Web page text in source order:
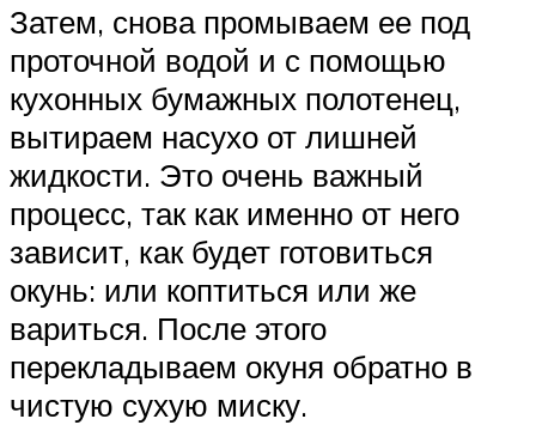
Затем, снова промываем ее под
проточной водой и с помощью
кухонных бумажных полотенец,
вытираем насухо от лишней
жидкости. Это очень важный
процесс, так как именно от него
зависит, как будет готовиться
окунь: или коптиться или же
вариться. После этого
перекладываем окуня обратно в
чистую сухую миску.